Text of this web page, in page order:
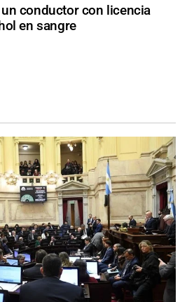
conductor con licencia
en sangre